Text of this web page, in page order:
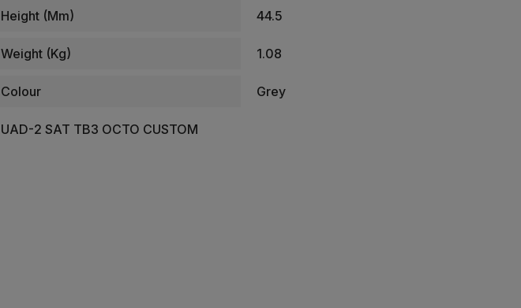
Height (mm) 44.5
Weight (kg) 1.08
Colour Grey
UAD-2 SAT TB3 OCTO CUSTOM